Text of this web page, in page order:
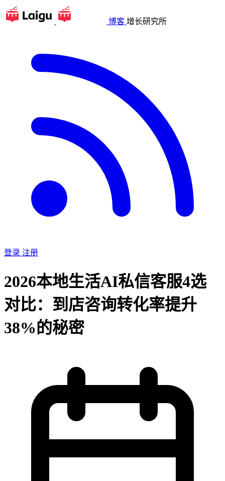
博客 增长研究所
登录 注册
2026本地生活AI私信客服4选
对比：到店咨询转化率提升
38%的秘密